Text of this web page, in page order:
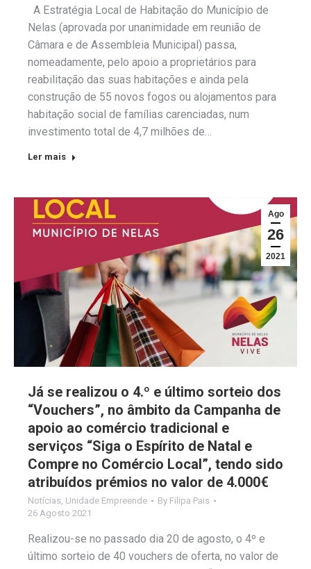
A Estratégia Local de Habitação do Município de
Nelas (aprovada por unanimidade em reunião de
Câmara e de Assembleia Municipal) passa,
nomeadamente, pelo apoio a proprietários para
reabilitação das suas habitações e ainda pela
construção de 55 novos fogos ou alojamentos para
habitação social de famílias carenciadas, num
investimento total de 4,7 milhões de…
Ler mais
Ago
26
2021
Já se realizou o 4.º e último sorteio dos
“Vouchers”, no âmbito da Campanha de
apoio ao comércio tradicional e
serviços “Siga o Espírito de Natal e
Compre no Comércio Local”, tendo sido
atribuídos prémios no valor de 4.000€
Notícias, Unidade Empreende By Filipa Pais
26 Agosto 2021
Realizou-se no passado dia 20 de agosto, o 4º e
último sorteio de 40 vouchers de oferta, no valor de